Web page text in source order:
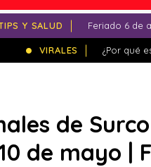
Y SALUD Feriado 6 de
VIRALES ¿Por qué
de
de mayo |